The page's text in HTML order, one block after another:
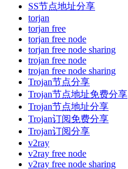
SS节点地址分享
torjan
torjan free
torjan free node
torjan free node sharing
trojan free node
trojan free node sharing
Trojan节点分享
Trojan节点地址免费分享
Trojan节点地址分享
Trojan订阅免费分享
Trojan订阅分享
v2ray
v2ray free node
v2ray free node sharing